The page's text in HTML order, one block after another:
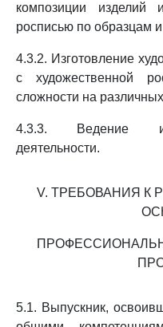
композиции изделий
росписью по образцам
4.3.2. Изготовление
с художественной
сложности на
4.3.3. Ведение
деятельности.
V. ТРЕБОВАНИЯ К
5.1. Выпускник,